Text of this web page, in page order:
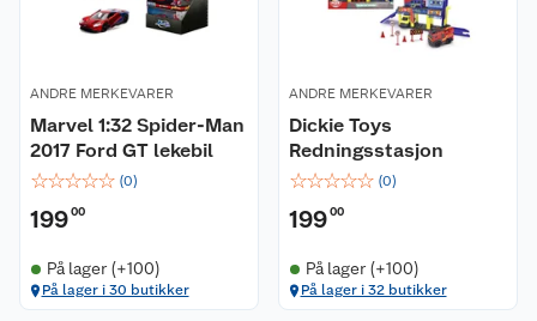
ANDRE MERKEVARER
Marvel 1:32 Spider-Man
2017 Ford GT lekebil
☆☆☆☆☆ (0)
19900
På lager (+100)
På lager i 30 butikker
ANDRE MERKEVARER
Dickie Toys
Redningsstasjon
☆☆☆☆☆ (0)
19900
På lager (+100)
På lager i 32 butikker